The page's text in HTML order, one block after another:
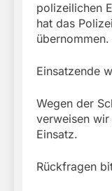
polizeilichen
hat das
übernommen.
Einsatzende
Wegen der
verweisen wir
Einsatz.
Rückfragen